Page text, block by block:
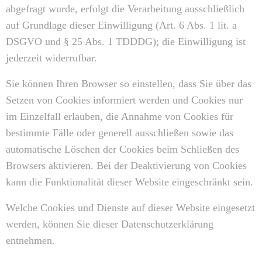
abgefragt wurde, erfolgt die Verarbeitung ausschließlich
auf Grundlage dieser Einwilligung (Art. 6 Abs. 1 lit. a
DSGVO und § 25 Abs. 1 TDDDG); die Einwilligung ist
jederzeit widerrufbar.
Sie können Ihren Browser so einstellen, dass Sie über das
Setzen von Cookies informiert werden und Cookies nur
im Einzelfall erlauben, die Annahme von Cookies für
bestimmte Fälle oder generell ausschließen sowie das
automatische Löschen der Cookies beim Schließen des
Browsers aktivieren. Bei der Deaktivierung von Cookies
kann die Funktionalität dieser Website eingeschränkt sein.
Welche Cookies und Dienste auf dieser Website eingesetzt
werden, können Sie dieser Datenschutzerklärung
entnehmen.